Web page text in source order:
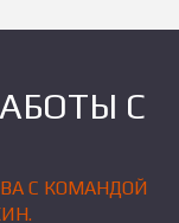
С
С КОМАНДОЙ